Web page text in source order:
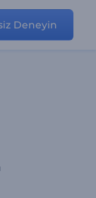
Deneyin